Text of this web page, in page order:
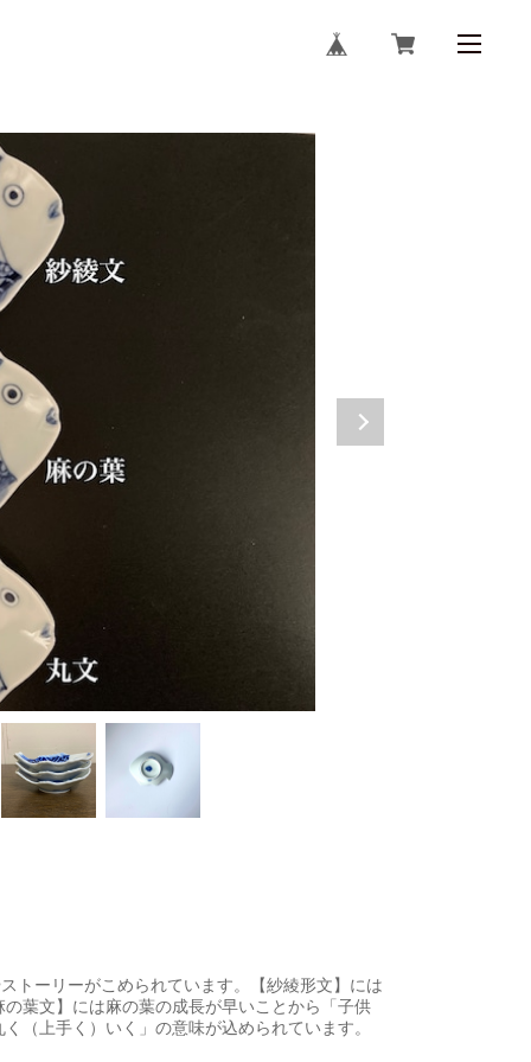
トーリーがこめられています。【紗綾形文】には
葉文】には麻の葉の成長が早いことから「子供
（上手く）いく」の意味が込められています。